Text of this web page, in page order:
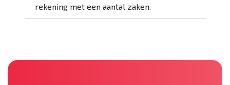
rekening met een aantal zaken.